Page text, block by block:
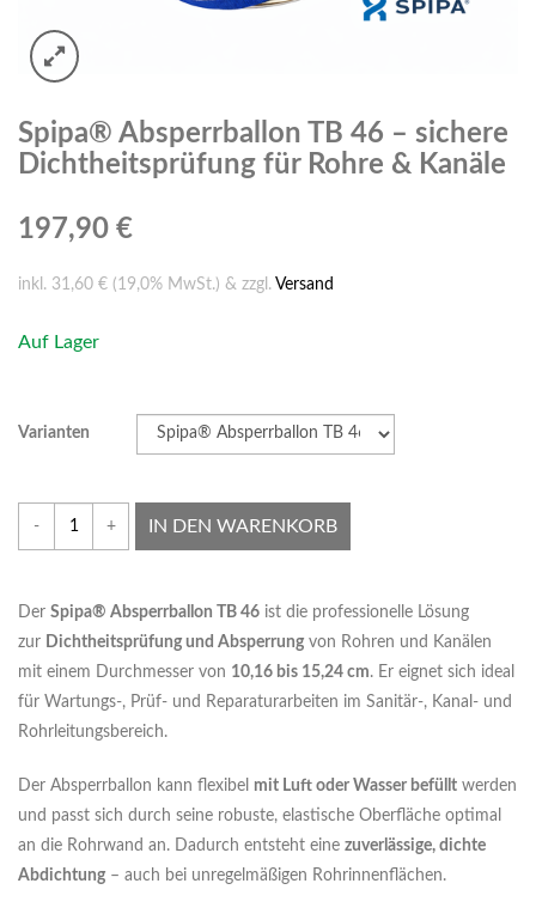
Spipa® Absperrballon TB 46 – sichere
Dichtheitsprüfung für Rohre & Kanäle
197,90 €
inkl. 31,60 € (19,0% MwSt.) & zzgl. Versand
Auf Lager
Varianten
- + IN DEN WARENKORB
Der Spipa® Absperrballon TB 46 ist die professionelle Lösung
zur Dichtheitsprüfung und Absperrung von Rohren und Kanälen
mit einem Durchmesser von 10,16 bis 15,24 cm. Er eignet sich ideal
für Wartungs-, Prüf- und Reparaturarbeiten im Sanitär-, Kanal- und
Rohrleitungsbereich.
Der Absperrballon kann flexibel mit Luft oder Wasser befüllt werden
und passt sich durch seine robuste, elastische Oberfläche optimal
an die Rohrwand an. Dadurch entsteht eine zuverlässige, dichte
Abdichtung – auch bei unregelmäßigen Rohrinnenflächen.